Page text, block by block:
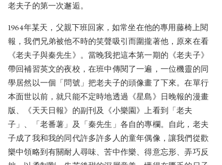
老夫子的第一次邂逅。
1964年某天，父親下班回家，如常坐在他的專用藤椅上閱
報，我們兄弟被他不時的笑聲吸引而圍攏著他，原來在看
《老夫子與秦先生》。當晚我把這本第一期的《老夫子》
帶回補習英文的夜校，在班中傳閱了一遍，一位機靈的同
學居然以一個「問號」把老夫子的頭像畫了下來。在單行
本面世以前，就只能不定時地透過《星島》日晚報的漫畫
版、《天天日報》的副刊及《小樂園》上看到「老夫
子」、「老番薯」及「秦先生」各自的專欄。自此，老夫
子成了我和我的同代許多許多人的童年偶像，讓我們從歡
樂中領略到有關耐人尋味、苦中作樂、得意忘形、弄巧反